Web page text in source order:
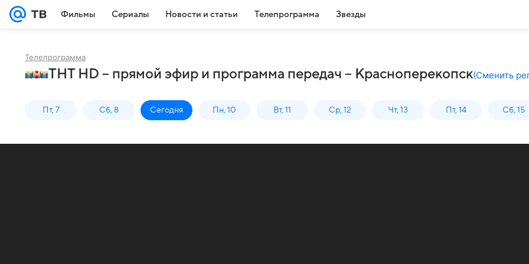
Фильмы Сериалы Новости и статьи Телепрограмма Звезды
Телепрограмма
ТНТ HD – прямой эфир и программа передач – Красноперекопск(Сменить
Пт, 7 Сб, 8 Сегодня Пн, 10 Вт, 11 Ср, 12 Чт, 13 Пт, 14 Сб, 15